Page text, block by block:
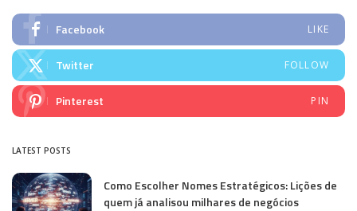
Facebook LIKE
Twitter FOLLOW
Pinterest PIN
LATEST POSTS
Como Escolher Nomes Estratégicos: Lições de
quem já analisou milhares de negócios